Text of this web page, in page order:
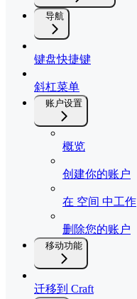
导航
键盘快捷键
斜杠菜单
账户设置
概览
创建你的账户
在 空间 中工作
删除您的账户
移动功能
迁移到 Craft